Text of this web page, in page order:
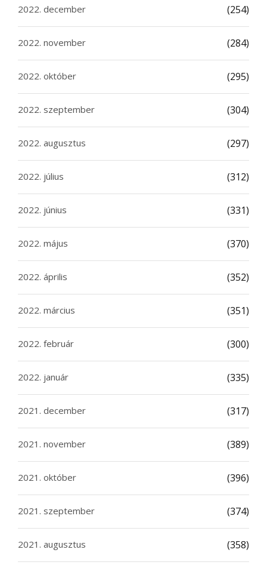
2022. december (254)
2022. november (284)
2022. október (295)
2022. szeptember (304)
2022. augusztus (297)
2022. július (312)
2022. június (331)
2022. május (370)
2022. április (352)
2022. március (351)
2022. február (300)
2022. január (335)
2021. december (317)
2021. november (389)
2021. október (396)
2021. szeptember (374)
2021. augusztus (358)